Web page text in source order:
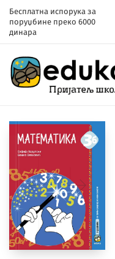
Бесплатна испорука за
поруџбине преко 6000
динара